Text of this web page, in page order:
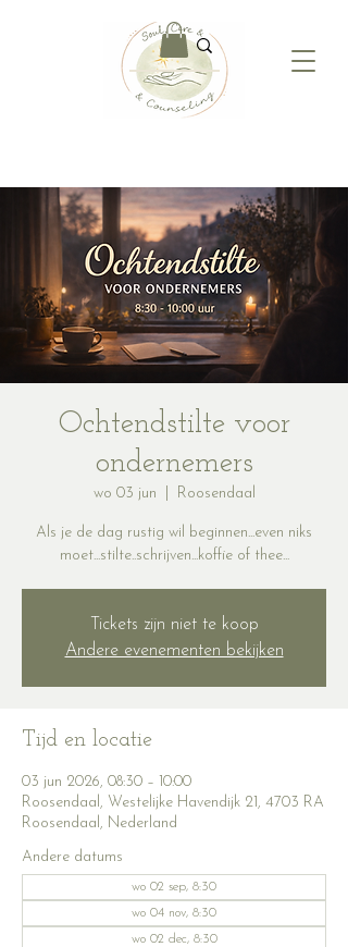
Ochtendstilte voor
ondernemers
wo 03 jun Roosendaal
Als je de dag rustig wil beginnen...even niks
moet...stilte..schrijven...koffie of thee...
Tickets zijn niet te koop
Andere evenementen bekijken
Tijd en locatie
03 jun 2026, 08:30 – 10:00
Roosendaal, Westelijke Havendijk 21, 4703 RA
Roosendaal, Nederland
Andere datums
wo 02 sep, 8:30
wo 04 nov, 8:30
wo 02 dec, 8:30